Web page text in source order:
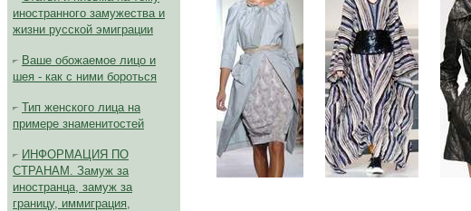
иностранного замужества и
жизни русской эмиграции
Ваше обожаемое лицо и
шея - как с ними бороться
Тип женского лица на
примере знаменитостей
ИНФОРМАЦИЯ ПО
СТРАНАМ. Замуж за
иностранца, замуж за
границу, иммиграция,